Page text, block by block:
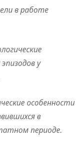
в работе
у
особенности
в
периоде.